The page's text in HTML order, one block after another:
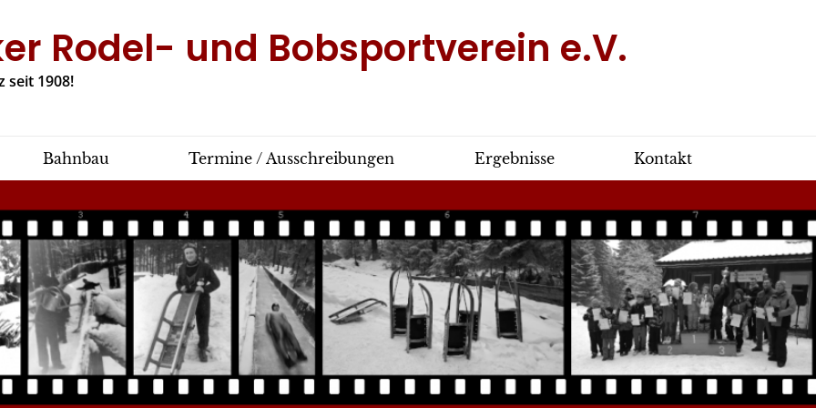
Rodel- und Bobsportverein e.V.
seit 1908!
Bahnbau Termine / Ausschreibungen Ergebnisse Kontakt